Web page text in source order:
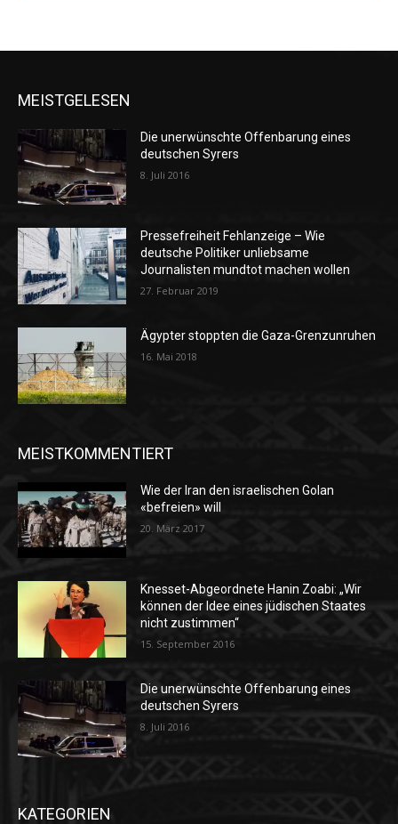
MEISTGELESEN
Die unerwünschte Offenbarung eines
deutschen Syrers
8. Juli 2016
Pressefreiheit Fehlanzeige – Wie
deutsche Politiker unliebsame
Journalisten mundtot machen wollen
27. Februar 2019
Ägypter stoppten die Gaza-Grenzunruhen
16. Mai 2018
MEISTKOMMENTIERT
Wie der Iran den israelischen Golan
«befreien» will
20. März 2017
Knesset-Abgeordnete Hanin Zoabi: „Wir
können der Idee eines jüdischen Staates
nicht zustimmen“
15. September 2016
Die unerwünschte Offenbarung eines
deutschen Syrers
8. Juli 2016
KATEGORIEN